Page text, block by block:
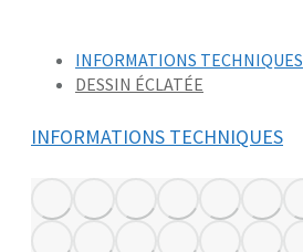
INFORMATIONS TECHNIQUES
DESSIN ÉCLATÉE
INFORMATIONS TECHNIQUES